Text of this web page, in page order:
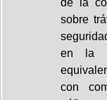
sobre
en la
con